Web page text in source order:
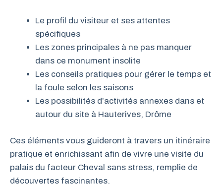
Le profil du visiteur et ses attentes
spécifiques
Les zones principales à ne pas manquer
dans ce monument insolite
Les conseils pratiques pour gérer le temps et
la foule selon les saisons
Les possibilités d’activités annexes dans et
autour du site à Hauterives, Drôme
Ces éléments vous guideront à travers un itinéraire
pratique et enrichissant afin de vivre une visite du
palais du facteur Cheval sans stress, remplie de
découvertes fascinantes.